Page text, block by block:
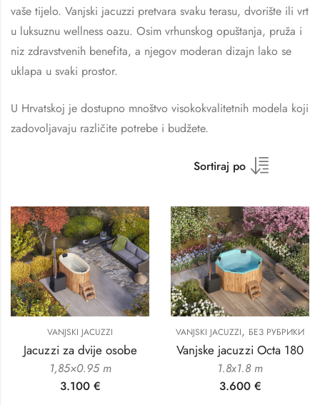
vaše tijelo. Vanjski jacuzzi pretvara svaku terasu, dvorište ili vrt
u luksuznu wellness oazu. Osim vrhunskog opuštanja, pruža i
niz zdravstvenih benefita, a njegov moderan dizajn lako se
uklapa u svaki prostor.
U Hrvatskoj je dostupno mnoštvo visokokvalitetnih modela koji
zadovoljavaju različite potrebe i budžete.
Sortiraj po
VANJSKI JACUZZI
Jacuzzi za dvije osobe
1,85×0.95 m
3.100 €
VANJSKI JACUZZI, БЕЗ РУБРИКИ
Vanjske jacuzzi Octa 180
1.8х1.8 m
3.600 €